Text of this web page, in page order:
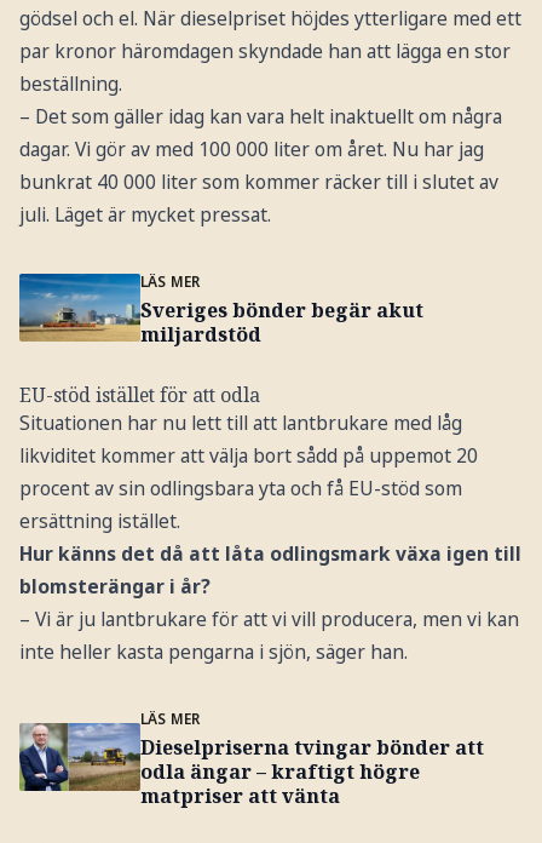
gödsel och el. När dieselpriset höjdes ytterligare med ett
par kronor häromdagen skyndade han att lägga en stor
beställning.
– Det som gäller idag kan vara helt inaktuellt om några
dagar. Vi gör av med 100 000 liter om året. Nu har jag
bunkrat 40 000 liter som kommer räcker till i slutet av
juli. Läget är mycket pressat.
LÄS MER
Sveriges bönder begär akut
miljardstöd
EU-stöd istället för att odla
Situationen har nu lett till att lantbrukare med låg
likviditet kommer att välja bort sådd på uppemot 20
procent av sin odlingsbara yta och få EU-stöd som
ersättning istället.
Hur känns det då att låta odlingsmark växa igen till
blomsterängar i år?
– Vi är ju lantbrukare för att vi vill producera, men vi kan
inte heller kasta pengarna i sjön, säger han.
LÄS MER
Dieselpriserna tvingar bönder att
odla ängar – kraftigt högre
matpriser att vänta